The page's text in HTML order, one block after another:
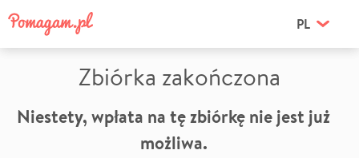
PL
Zbiórka zakończona
Niestety, wpłata na tę zbiórkę nie jest już
możliwa.